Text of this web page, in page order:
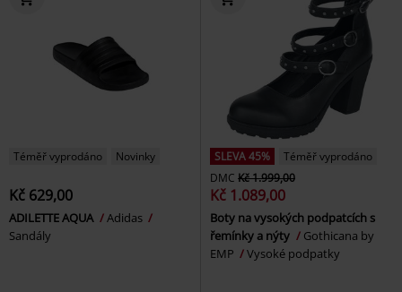
Téměř vyprodáno Novinky
Kč 629,00
ADILETTE AQUA
Adidas
Sandály
SLEVA 45%
Téměř vyprodáno
DMC Kč 1.999,00
Kč 1.089,00
Boty na vysokých podpatcích s
řemínky a nýty
Gothicana by
EMP
Vysoké podpatky